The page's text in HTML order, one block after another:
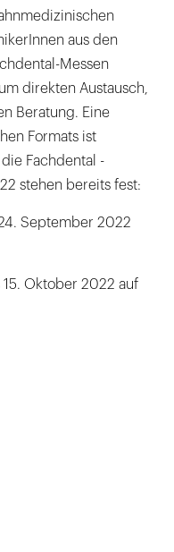
aus den
Messen
direkten Austausch,
Beratung. Eine
Formats ist
Fachdental -
stehen bereits fest:
September 2022
15. Oktober 2022 auf